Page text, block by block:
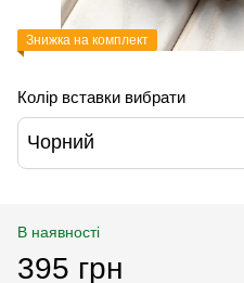
Знижка на комплект
Колір вставки вибрати
Чорний
В наявності
395 грн